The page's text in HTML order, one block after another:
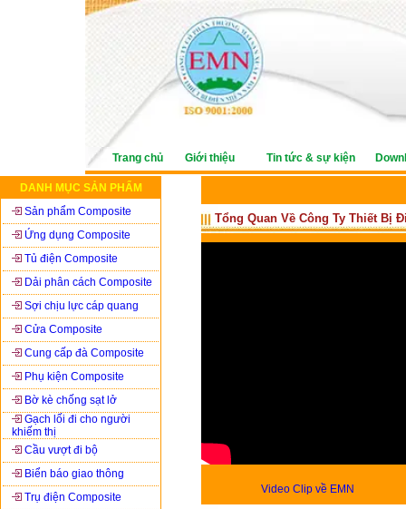
Trang chủ Giới thiệu Tin tức & sự kiện
DANH MỤC SẢN PHẨM
Sản phẩm Composite
Ứng dụng Composite
Tủ điện Composite
Dải phân cách Composite
Sợi chịu lực cáp quang
Cửa Composite
Cung cấp đà Composite
Phụ kiện Composite
Bờ kè chống sạt lở
Gạch lối đi cho người
khiếm thị
Cầu vượt đi bộ
Biển báo giao thông
Trụ điện Composite
Tổng Quan Về Công Ty Thiết Bị
Video Clip về EMN